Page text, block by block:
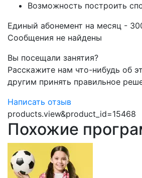
Возможность построить
Единый абонемент на месяц -
Сообщения не найдены
Вы посещали занятия?
Расскажите нам что-нибудь об
другим принять правильное
Написать отзыв
products.view&product_id=15468
Похожие